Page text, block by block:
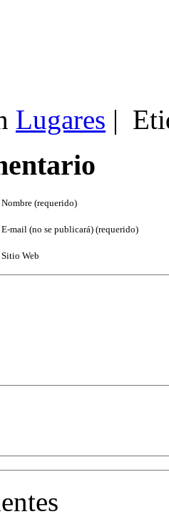
Lugares |
Nombre (requerido)
E-mail (no se publicará) (requerido)
Sitio Web